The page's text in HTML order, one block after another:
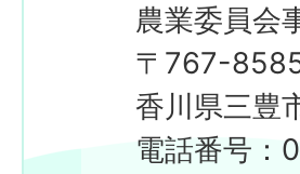
農業委員会
〒767-
香川県三豊
電話番号